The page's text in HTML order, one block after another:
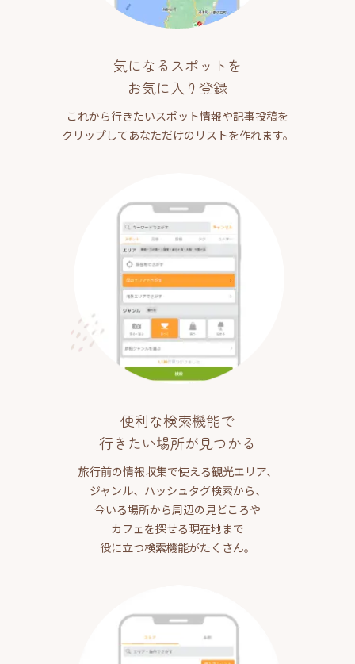
気になるスポットを
お気に入り登録
これから行きたいスポット情報や記事投稿を
クリップしてあなただけのリストを作れます。
便利な検索機能で
行きたい場所が見つかる
旅行前の情報収集で使える観光エリア、
ジャンル、ハッシュタグ検索から、
今いる場所から周辺の見どころや
カフェを探せる現在地まで
役に立つ検索機能がたくさん。